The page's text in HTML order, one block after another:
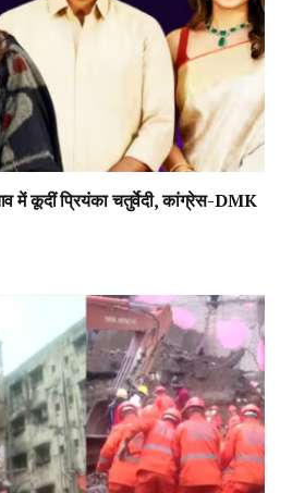
में कूदीं प्रियंका चतुर्वेदी, कांग्रेस-DMK